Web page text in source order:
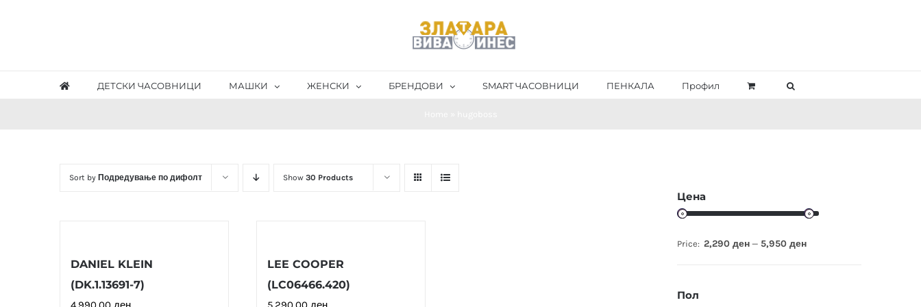
ДЕТСКИ ЧАСОВНИЦИ МАШКИ ЖЕНСКИ БРЕНДОВИ SMART ЧАСОВНИЦИ ПЕНКАЛА Профил
Sort by Подредување по дифолт Show 30 Products
DANIEL KLEIN
(DK.1.13691-7)
LEE COOPER
(LC06466.420)
Цена
Price: 2,290 ден— 5,950 ден
Пол